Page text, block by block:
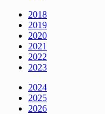
2018
2019
2020
2021
2022
2023
2024
2025
2026